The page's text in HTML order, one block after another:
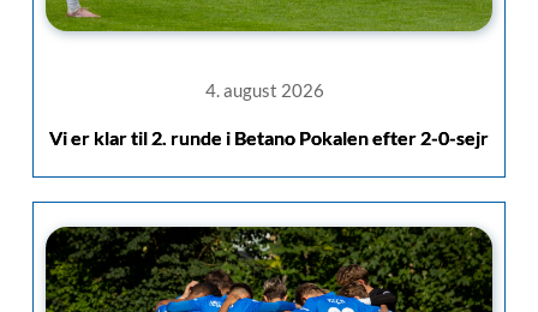
4. august 2026
Vi er klar til 2. runde i Betano Pokalen efter 2-0-sejr